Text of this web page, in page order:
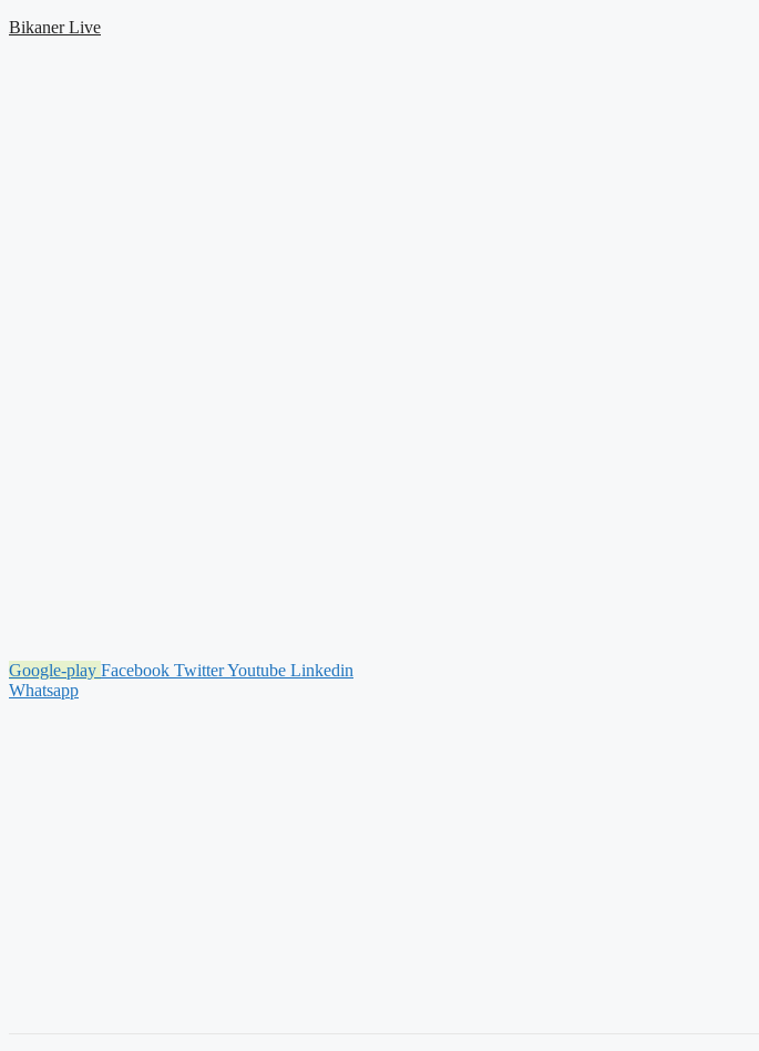
Skip
Bikaner Live
Google-play Facebook TwitterYoutube Linkedin
Whatsapp